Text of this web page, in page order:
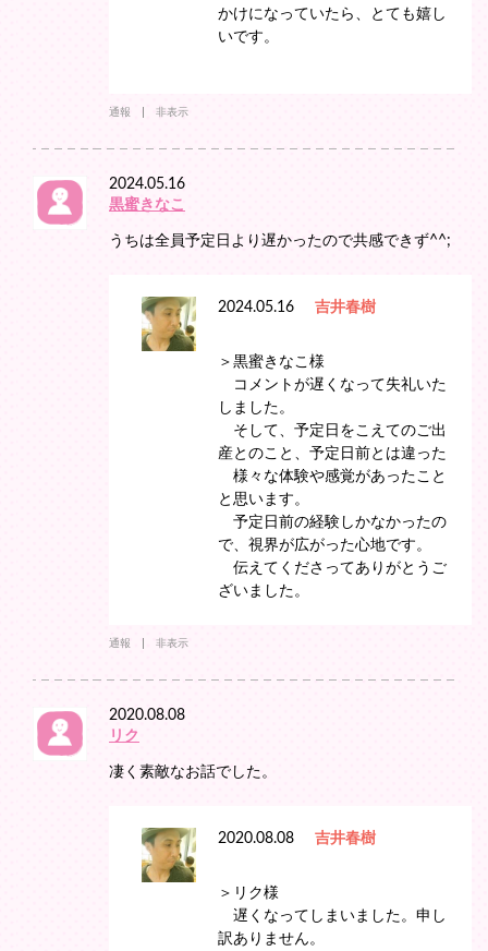
かけになっていたら、とても嬉し
いです。
通報 非表示
2024.05.16
黒蜜きなこ
うちは全員予定日より遅かったので共感できず^^;
2024.05.16 吉井春樹
＞黒蜜きなこ様
コメントが遅くなって失礼いた
しました。
そして、予定日をこえてのご出
産とのこと、予定日前とは違った
様々な体験や感覚があったこと
と思います。
予定日前の経験しかなかったの
で、視界が広がった心地です。
伝えてくださってありがとうご
ざいました。
通報 非表示
2020.08.08
リク
凄く素敵なお話でした。
2020.08.08 吉井春樹
＞リク様
遅くなってしまいました。申し
訳ありません。